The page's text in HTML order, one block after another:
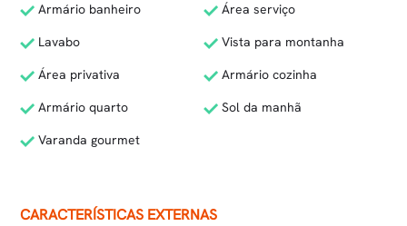
Armário banheiro
Área serviço
Lavabo
Vista para montanha
Área privativa
Armário cozinha
Armário quarto
Sol da manhã
Varanda gourmet
CARACTERÍSTICAS EXTERNAS